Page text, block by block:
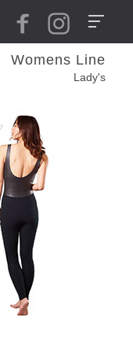
Womens Line
Lady's